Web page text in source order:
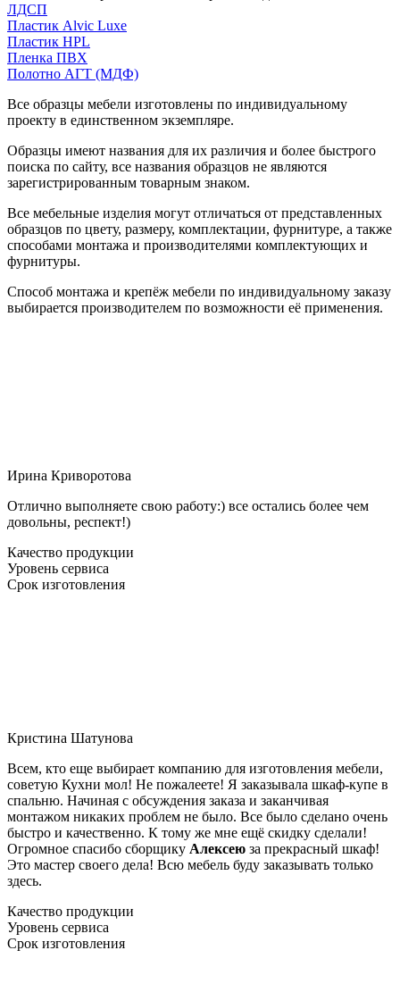
ЛДСП
Пластик Alvic Luxe
Пластик HPL
Пленка ПВХ
Полотно АГТ (МДФ)
Все образцы мебели изготовлены по индивидуальному
проекту в единственном экземпляре.
Образцы имеют названия для их различия и более быстрого
поиска по сайту, все названия образцов не являются
зарегистрированным товарным знаком.
Все мебельные изделия могут отличаться от представленных
образцов по цвету, размеру, комплектации, фурнитуре, а также
способами монтажа и производителями комплектующих и
фурнитуры.
Способ монтажа и крепёж мебели по индивидуальному заказу
выбирается производителем по возможности её применения.
Ирина Криворотова
Отлично выполняете свою работу:) все остались более чем
довольны, респект!)
Качество продукции
Уровень сервиса
Срок изготовления
Кристина Шатунова
Всем, кто еще выбирает компанию для изготовления мебели,
советую Кухни мол! Не пожалеете! Я заказывала шкаф-купе в
спальню. Начиная с обсуждения заказа и заканчивая
монтажом никаких проблем не было. Все было сделано очень
быстро и качественно. К тому же мне ещё скидку сделали!
Огромное спасибо сборщику Алексею за прекрасный шкаф!
Это мастер своего дела! Всю мебель буду заказывать только
здесь.
Качество продукции
Уровень сервиса
Срок изготовления